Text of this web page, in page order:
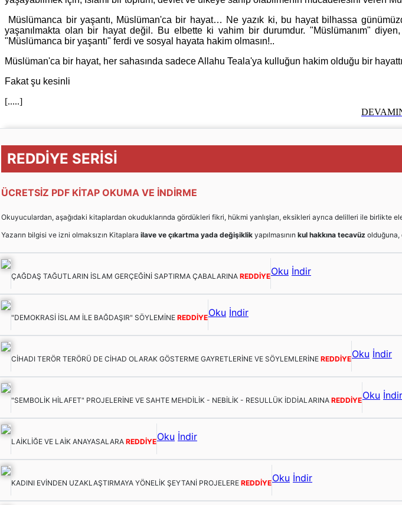
Müslümanca bir yaşantı, Müslüman'ca bir hayat… Ne yazık ki, bu hayat bilhassa
yaşanılmakta olan bir hayat değil. Bu elbette ki vahim bir durumdur. "Müslümanım"
"Müslümanca bir yaşantı" ferdi ve sosyal hayata hakim olmasın!..
Müslüman'ca bir hayat, her sahasında sadece Allahu Teala'ya kulluğun hakim olduğu bir
Fakat şu kesinli
[.....]
REDDİYE SERİSİ
ÜCRETSİZ PDF KİTAP OKUMA VE İNDİRME
Okuyuculardan, aşağıdaki kitaplardan okuduklarında gördükleri fikri, hükmi yanlışları, eksikleri ayrıca delilleri ile birlikte
Yazarın bilgisi ve izni olmaksızın Kitaplara ilave ve çıkartma yada değişiklik yapılmasının kul hakkına tecavüz olduğuna,
ÇAĞDAŞ TAĞUTLARIN İSLAM GERÇEĞİNİ SAPTIRMA ÇABALARINA REDDİYEOku İndir
"DEMOKRASİ İSLAM İLE BAĞDAŞIR" SÖYLEMİNE REDDİYEOku İndir
CİHADI TERÖR TERÖRÜ DE CİHAD OLARAK GÖSTERME GAYRETLERİNE VE SÖYLEMLERİNE REDDİYEOku İndir
"SEMBOLİK HİLAFET" PROJELERİNE VE SAHTE MEHDİLİK - NEBİLİK - RESULLÜK İDDİALARINA REDDİYEOku İndir
LAİKLİĞE VE LAİK ANAYASALARA REDDİYEOku İndir
KADINI EVİNDEN UZAKLAŞTIRMAYA YÖNELİK ŞEYTANİ PROJELERE REDDİYEOku İndir